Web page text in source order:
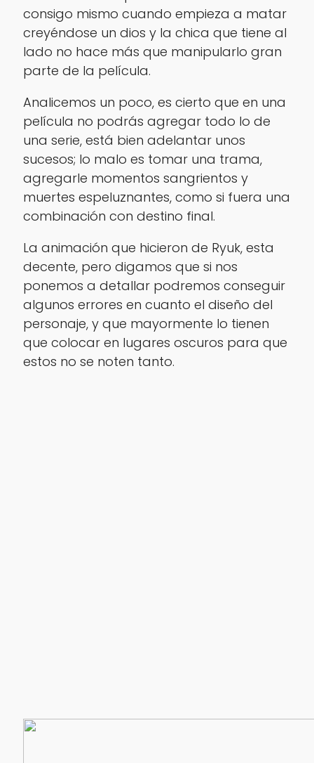
consigo mismo cuando empieza a matar
creyéndose un dios y la chica que tiene al
lado no hace más que manipularlo gran
parte de la película.
Analicemos un poco, es cierto que en una
película no podrás agregar todo lo de
una serie, está bien adelantar unos
sucesos; lo malo es tomar una trama,
agregarle momentos sangrientos y
muertes espeluznantes, como si fuera una
combinación con destino final.
La animación que hicieron de Ryuk, esta
decente, pero digamos que si nos
ponemos a detallar podremos conseguir
algunos errores en cuanto el diseño del
personaje, y que mayormente lo tienen
que colocar en lugares oscuros para que
estos no se noten tanto.